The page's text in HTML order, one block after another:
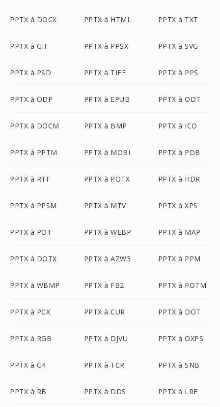
PPTX à DOCX PPTX à HTML PPTX à TXT
PPTX à GIF PPTX à PPSX PPTX à SVG
PPTX à PSD PPTX à TIFF PPTX à PPS
PPTX à ODP PPTX à EPUB PPTX à ODT
PPTX à DOCM PPTX à BMP PPTX à ICO
PPTX à PPTM PPTX à MOBI PPTX à PDB
PPTX à RTF PPTX à POTX PPTX à HDR
PPTX à PPSM PPTX à MTV PPTX à XPS
PPTX à POT PPTX à WEBP PPTX à MAP
PPTX à DOTX PPTX à AZW3 PPTX à PPM
PPTX à WBMP PPTX à FB2 PPTX à POTM
PPTX à PCX PPTX à CUR PPTX à DOT
PPTX à RGB PPTX à DJVU PPTX à OXPS
PPTX à G4 PPTX à TCR PPTX à SNB
PPTX à RB PPTX à DDS PPTX à LRF